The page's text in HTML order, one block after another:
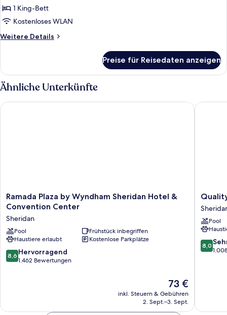
1 King-Bett
Kostenloses WLAN
Weitere Details
Weitere
King
Bed,Non-
Smoking,Walk
Shower,Coffee
Preise für Reisedaten anzeigen
Ähnliche Unterkünfte
Ramada
Plaza
Wyndham
Sheridan
Hotel
&
Convention
Ramada Plaza by Wyndham Sheridan Hotel &
Convention Center
Sheridan
Pool
Frühstück inbegriffen
Haustiere erlaubt
Kostenlose Parkplätze
8.6
von
8,6 Hervorragend
1.462 Bewertungen
Der
Preis
beträgt
73 €
inkl. Steuern & Gebühren
2. Sept.–3. Sept.
Ramada Plaza by Wyndham Sheridan Hotel & Convention
Quality
Inn
Pool
8.0
von
8,0
Quality